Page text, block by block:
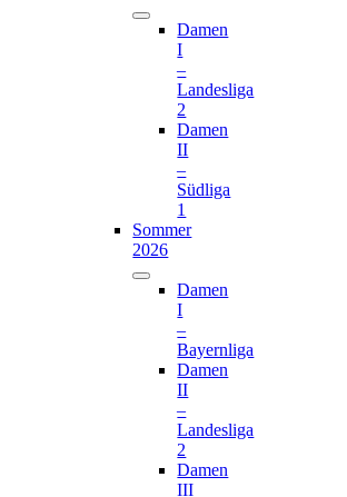
Damen
I
–
Landesliga
2
Damen
II
–
Südliga
1
Sommer
2026
Damen
I
–
Bayernliga
Damen
II
–
Landesliga
2
Damen
III